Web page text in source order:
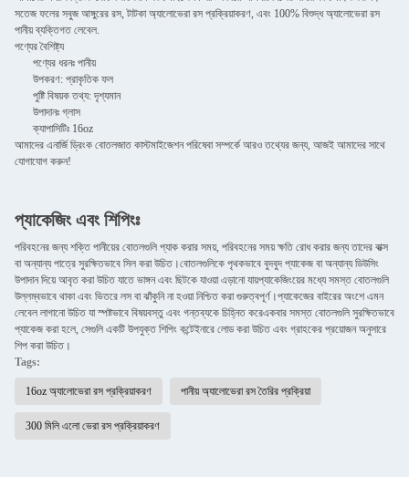
সতেজ ফলের সবুজ আঙ্গুরের রস, টাটকা অ্যালোভেরা রস প্রক্রিয়াকরণ, এবং 100% বিশুদ্ধ অ্যালোভেরা রস
পানীয় ব্যক্তিগত লেবেল.
পণ্যের বৈশিষ্ট্য
পণ্যের ধরনঃ পানীয়
উপকরণ: প্রাকৃতিক ফল
পুষ্টি বিষয়ক তথ্য: দৃশ্যমান
উপাদানঃ গ্লাস
ক্যাপাসিটিঃ 16oz
আমাদের এনার্জি ড্রিংক বোতলজাত কাস্টমাইজেশন পরিষেবা সম্পর্কে আরও তথ্যের জন্য, আজই আমাদের সাথে
যোগাযোগ করুন!
প্যাকেজিং এবং শিপিংঃ
পরিবহনের জন্য শক্তি পানীয়ের বোতলগুলি প্যাক করার সময়, পরিবহনের সময় ক্ষতি রোধ করার জন্য তাদের বাক্স
বা অন্যান্য পাত্রে সুরক্ষিতভাবে সিল করা উচিত।বোতলগুলিকে পৃথকভাবে বুদবুদ প্যাকেজ বা অন্যান্য ডিউসিং
উপাদান দিয়ে আবৃত করা উচিত যাতে ভাঙ্গন এবং ছিটকে যাওয়া এড়ানো যায়প্যাকেজিংয়ের মধ্যে সমস্ত বোতলগুলি
উল্লম্বভাবে থাকা এবং ভিতরে লস বা ঝাঁকুনি না হওয়া নিশ্চিত করা গুরুত্বপূর্ণ।প্যাকেজের বাইরের অংশে এমন
লেবেল লাগানো উচিত যা স্পষ্টভাবে বিষয়বস্তু এবং গন্তব্যকে চিহ্নিত করেএকবার সমস্ত বোতলগুলি সুরক্ষিতভাবে
প্যাকেজ করা হলে, সেগুলি একটি উপযুক্ত শিপিং কন্টেইনারে লোড করা উচিত এবং গ্রাহকের প্রয়োজন অনুসারে
শিপ করা উচিত।
Tags:
16oz অ্যালোভেরা রস প্রক্রিয়াকরণ পানীয় অ্যালোভেরা রস তৈরির প্রক্রিয়া
300 মিলি এলো ভেরা রস প্রক্রিয়াকরণ